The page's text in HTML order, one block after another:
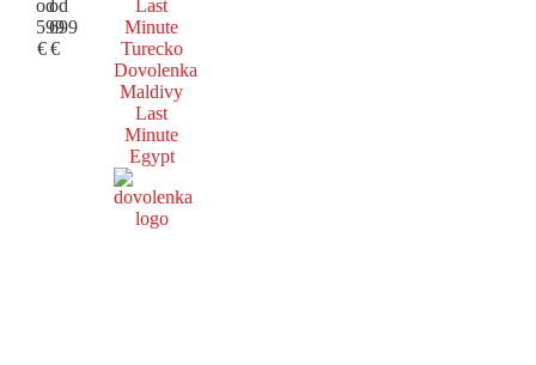
od
599
€
od
699
€
Last
Minute
Turecko
Dovolenka
Maldivy
Last
Minute
Egypt